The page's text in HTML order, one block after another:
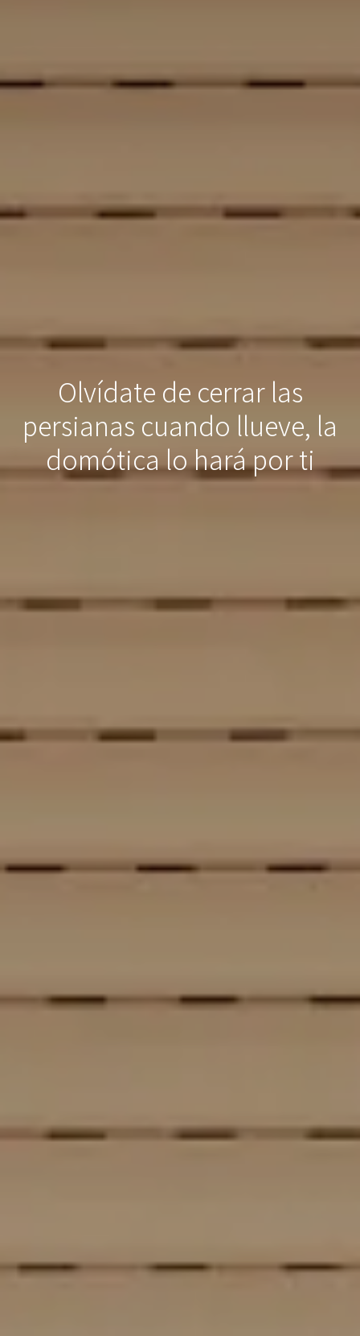
Olvídate de cerrar las
persianas cuando llueve, la
domótica lo hará por ti